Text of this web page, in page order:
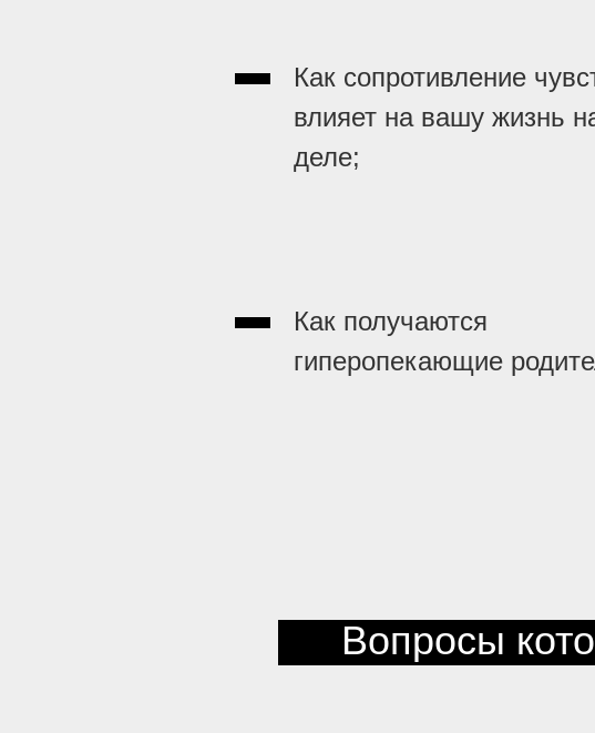
Как сопротивление
влияет на вашу жизнь
деле;
Как получаются
гиперопекающие
Вопросы